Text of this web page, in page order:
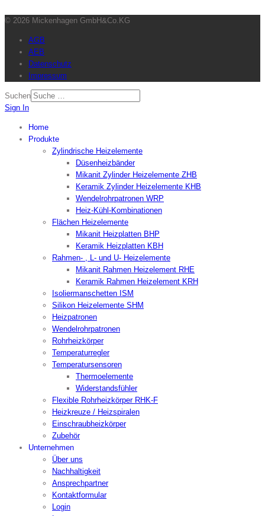
© 2026 Mickenhagen GmbH&Co.KG
AGB
AEB
Datenschutz
Impressum
Suchen
Sign In
Home
Produkte
Zylindrische Heizelemente
Düsenheizbänder
Mikanit Zylinder Heizelemente ZHB
Keramik Zylinder Heizelemente KHB
Wendelrohrpatronen WRP
Heiz-Kühl-Kombinationen
Flächen Heizelemente
Mikanit Heizplatten BHP
Keramik Heizplatten KBH
Rahmen- , L- und U- Heizelemente
Mikanit Rahmen Heizelement RHE
Keramik Rahmen Heizelement KRH
Isoliermanschetten ISM
Silikon Heizelemente SHM
Heizpatronen
Wendelrohrpatronen
Rohrheizkörper
Temperaturregler
Temperatursensoren
Thermoelemente
Widerstandsfühler
Flexible Rohrheizkörper RHK-F
Heizkreuze / Heizspiralen
Einschraubheizkörper
Zubehör
Unternehmen
Über uns
Nachhaltigkeit
Ansprechpartner
Kontaktformular
Login